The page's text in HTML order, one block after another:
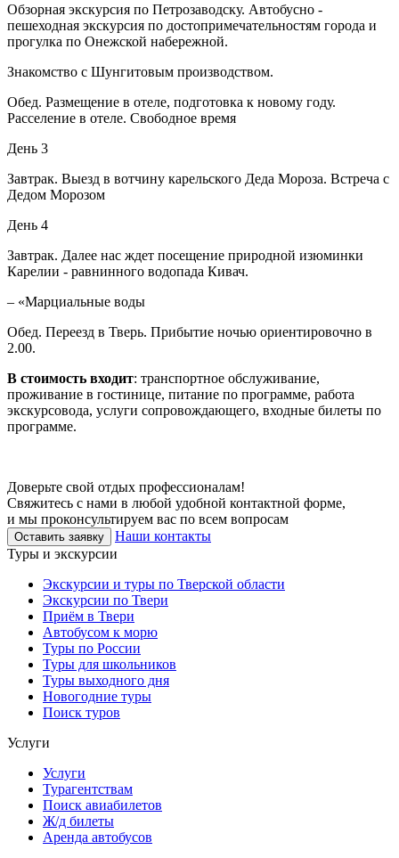
Обзорная экскурсия по Петрозаводску. Автобусно -
пешеходная экскурсия по достопримечательностям города и
прогулка по Онежской набережной.
Знакомство с Шунгитовым производством.
Обед. Размещение в отеле, подготовка к новому году.
Расселение в отеле. Свободное время
День 3
Завтрак. Выезд в вотчину карельского Деда Мороза. Встреча с
Дедом Морозом
День 4
Завтрак. Далее нас ждет посещение природной изюминки
Карелии - равнинного водопада Кивач.
– «Марциальные воды
Обед. Переезд в Тверь. Прибытие ночью ориентировочно в
2.00.
В стоимость входит: транспортное обслуживание,
проживание в гостинице, питание по программе, работа
экскурсовода, услуги сопровождающего, входные билеты по
программе.
Доверьте свой отдых профессионалам!
Свяжитесь с нами в любой удобной контактной форме,
и мы проконсультируем вас по всем вопросам
Оставить заявку
Наши контакты
Туры и экскурсии
Экскурсии и туры по Тверской области
Экскурсии по Твери
Приём в Твери
Автобусом к морю
Туры по России
Туры для школьников
Туры выходного дня
Новогодние туры
Поиск туров
Услуги
Услуги
Турагентствам
Поиск авиабилетов
Ж/д билеты
Аренда автобусов